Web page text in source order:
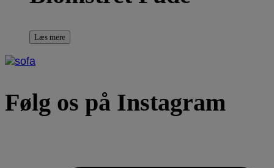
Læs mere
Følg os på Instagram